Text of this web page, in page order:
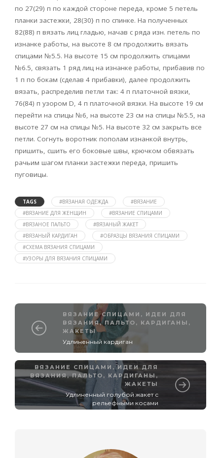
по 27(29) п по каждой стороне переда, кроме 5 петель
планки застежки, 28(30} п по спинке. На полученных
82(88) п вязать лиц гладью, начав с ряда изн. петель по
изнанке работы, на высоте 8 см продолжить вязать
спицами №5.5. На высоте 15 см продолжить спицами
№6.5, связать 1 ряд лиц на изнанке работы, прибавив по
1 п по бокам (сделав 4 прибавки), далее продолжить
вязать, распределив петли так: 4 п платочной вязки,
76(84) п узором D, 4 п платочной вязки. На высоте 19 см
перейти на спицы №6, на высоте 23 см на спицы №5.5, на
высоте 27 см на спицы №5. На высоте 32 см закрыть все
петли. Согнуть воротник пополам изнанкой внутрь,
пришить, сшить его боковые швы, крючком обвязать
рачьим шагом планки застежки переда, пришить
пуговицы.
TAGS #ВЯЗАНАЯ ОДЕЖДА
#ВЯЗАНИЕ
#ВЯЗАНИЕ ДЛЯ ЖЕНЩИН
#ВЯЗАНИЕ СПИЦАМИ
#ВЯЗАНОЕ ПАЛЬТО
#ВЯЗАНЫЙ ЖАКЕТ
#ВЯЗАНЫЙ КАРДИГАН
#ОБРАЗЦЫ ВЯЗАНИЯ СПИЦАМИ
#СХЕМА ВЯЗАНИЯ СПИЦАМИ
#УЗОРЫ ДЛЯ ВЯЗАНИЯ СПИЦАМИ
ВЯЗАНИЕ СПИЦАМИ , ИДЕИ ДЛЯ
ВЯЗАНИЯ, ПАЛЬТО, КАРДИГАНЫ,
ЖАКЕТЫ
Удлиненный кардиган
ВЯЗАНИЕ СПИЦАМИ ,ИДЕИ ДЛЯ
ВЯЗАНИЯ,ПАЛЬТО, КАРДИГАНЫ,
ЖАКЕТЫ
Удлиненный голубой жакет с
рельефными косами